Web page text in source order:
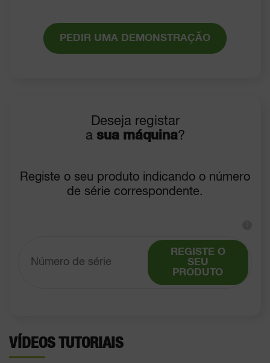
PEDIR UMA DEMONSTRAÇÃO
Deseja registar
a sua máquina?
Registe o seu produto indicando o número
de série correspondente.
REGISTE O
SEU
PRODUTO
VÍDEOS TUTORIAIS